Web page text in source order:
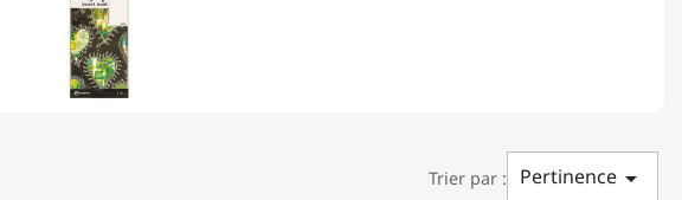
Trier par : Pertinence 